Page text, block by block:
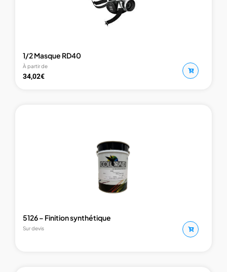
1/2 Masque RD40
À partir de
34,02€
5126 – Finition synthétique
Sur devis